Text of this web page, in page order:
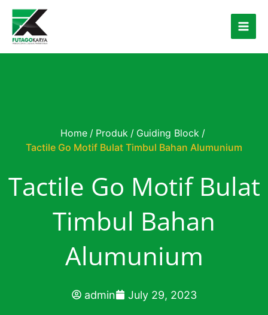
Skip to content
Home / Produk / Guiding Block /
Tactile Go Motif Bulat Timbul Bahan Alumunium
Tactile Go Motif Bulat
Timbul Bahan
Alumunium
admin July 29, 2023